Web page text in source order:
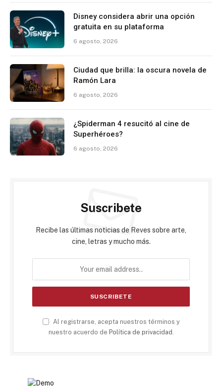
Disney considera abrir una opción
gratuita en su plataforma
6 agosto, 2026
Ciudad que brilla: la oscura novela de
Ramón Lara
6 agosto, 2026
¿Spiderman 4 resucitó al cine de
Superhéroes?
6 agosto, 2026
Suscribete
Recibe las últimas noticias de Reves sobre arte,
cine, letras y mucho más.
Al registrarse, acepta nuestros términos y
nuestro acuerdo de Política de privacidad .